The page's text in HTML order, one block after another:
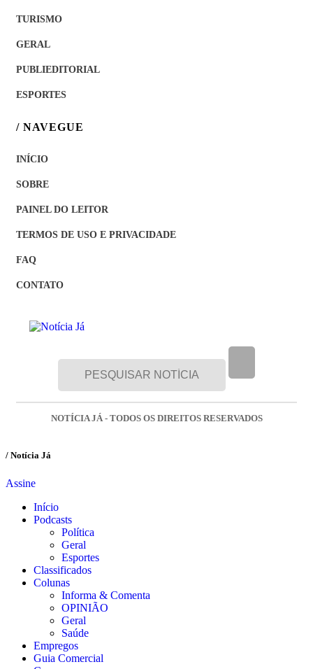
TURISMO
GERAL
PUBLIEDITORIAL
ESPORTES
/ NAVEGUE
INÍCIO
SOBRE
PAINEL DO LEITOR
TERMOS DE USO E PRIVACIDADE
FAQ
CONTATO
NOTÍCIA JÁ - TODOS OS DIREITOS RESERVADOS
/ Notícia Já
Assine
Início
Podcasts
Política
Geral
Esportes
Classificados
Colunas
Informa & Comenta
OPINIÃO
Geral
Saúde
Empregos
Guia Comercial